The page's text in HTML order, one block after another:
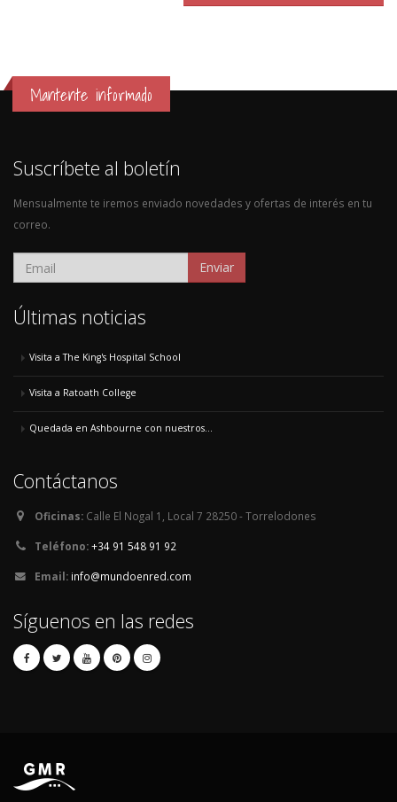
Mantente informado
Suscríbete al boletín
Mensualmente te iremos enviado novedades y ofertas de interés en tu
correo.
Enviar
Últimas noticias
Visita a The King's Hospital School
Visita a Ratoath College
Quedada en Ashbourne con nuestros...
Contáctanos
Oficinas: Calle El Nogal 1, Local 7 28250 - Torrelodones
Teléfono:+34 91 548 91 92
Email: info@mundoenred.com
Síguenos en las redes